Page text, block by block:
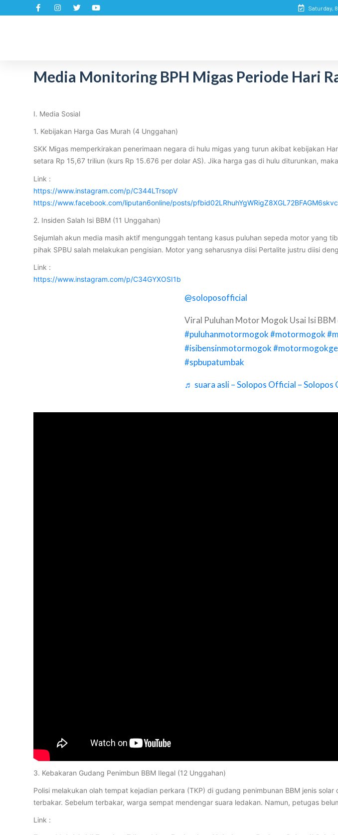
Saturday,
Media Monitoring BPH Migas Periode Hari
I. Media Sosial
1. Kebijakan Harga Gas Murah (4 Unggahan)
SKK Migas memperkirakan penerimaan negara di hulu migas yang turun akibat kebijakan
setara Rp 15,67 triliun (kurs Rp 15.676 per dolar AS).⁠ Jika harga gas di hulu diturunkan,
Link :
https://www.instagram.com/p/C344LTrsopV
https://www.facebook.com/liputan6online/posts/
2. Insiden Salah Isi BBM (11 Unggahan)
Sejumlah akun media masih aktif mengunggah tentang kasus puluhan sepeda motor yang
pihak SPBU salah melakukan pengisian. Motor yang seharusnya diisi Pertalite justru diisi
Link :
https://www.instagram.com/p/C34GYXOSI1b
@soloposofficial
Viral Puluhan Motor Mogok Usai Isi
#puluhanmotormogok#motormogok
#isibensinmotormogok
#spbupatumbak
♬ suara asli – Solopos Official – Solopos
3. Kebakaran Gudang Penimbun BBM Ilegal (12 Unggahan)
Polisi melakukan olah tempat kejadian perkara (TKP) di gudang penimbunan BBM jenis
terbakar. Sebelum terbakar, warga sempat mendengar suara ledakan. Namun, petugas
Link :